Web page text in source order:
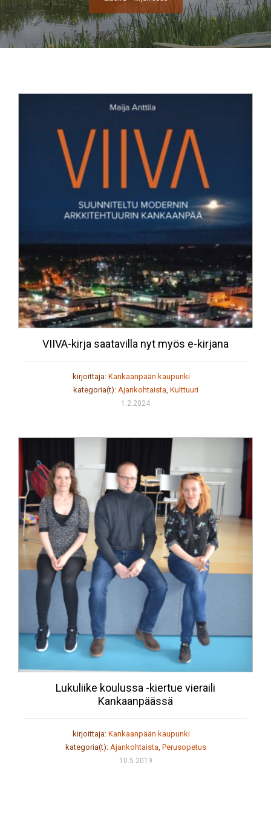
VIIVA-kirja saatavilla nyt myös e-kirjana
kirjoittaja: Kankaanpään kaupunki
kategoria(t): Ajankohtaista, Kulttuuri
1.2.2024
Lukuliike koulussa -kiertue vieraili
Kankaanpäässä
kirjoittaja: Kankaanpään kaupunki
kategoria(t): Ajankohtaista, Perusopetus
10.5.2019